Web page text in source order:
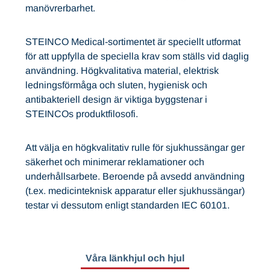
manövrerbarhet.
STEINCO Medical-sortimentet är speciellt utformat
för att uppfylla de speciella krav som ställs vid daglig
användning. Högkvalitativa material, elektrisk
ledningsförmåga och sluten, hygienisk och
antibakteriell design är viktiga byggstenar i
STEINCOs produktfilosofi.
Att välja en högkvalitativ rulle för sjukhussängar ger
säkerhet och minimerar reklamationer och
underhållsarbete. Beroende på avsedd användning
(t.ex. medicinteknisk apparatur eller sjukhussängar)
testar vi dessutom enligt standarden IEC 60101.
Våra länkhjul och hjul